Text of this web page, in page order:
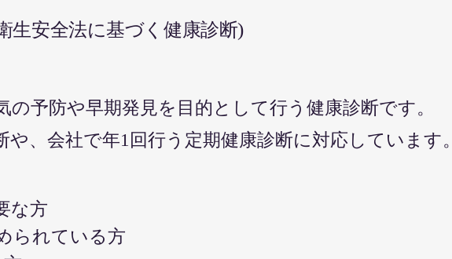
生安全法に基づく健康診断)
の予防や早期発見を目的として行う健康診断です。
、会社で年1回行う定期健康診断に対応しています。
な方
られている方